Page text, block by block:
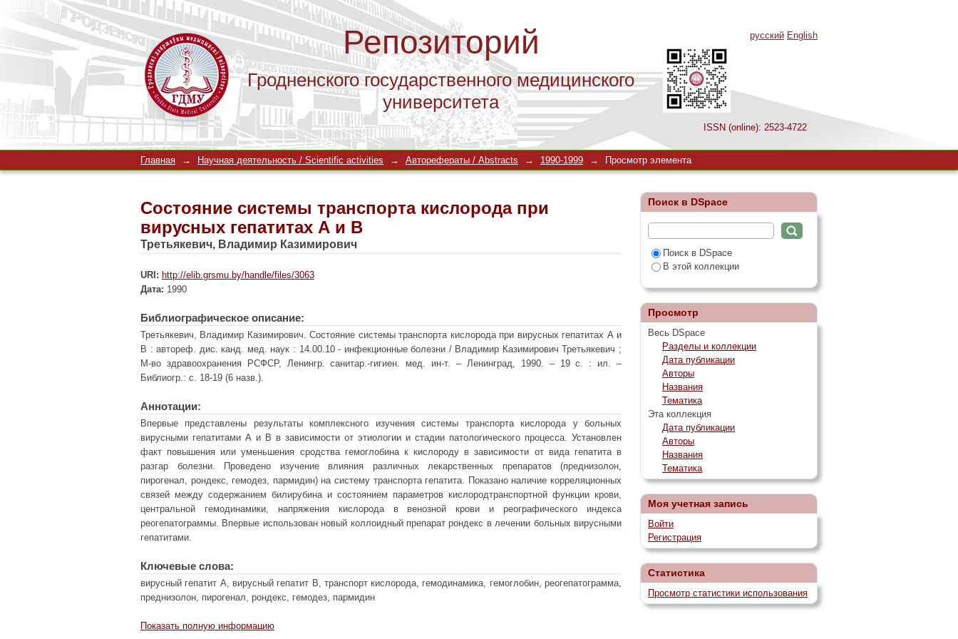
Репозиторий
Гродненского государственного медицинского
университета
ISSN (online): 2523-4722
Состояние системы транспорта кислорода при вирусных гепатитах А и В
русский English
Главная → Научная деятельность / Scientific activities → Авторефераты / Abstracts → 1990-1999 → Просмотр элемента
Состояние системы транспорта кислорода при
вирусных гепатитах А и В
Третьякевич, Владимир Казимирович
URI: http://elib.grsmu.by/handle/files/3063
Дата: 1990
Библиографическое описание:
Третьякевич, Владимир Казимирович. Состояние системы транспорта кислорода при вирусных гепатитах А и
В : автореф. дис. канд. мед. наук : 14.00.10 - инфекционные болезни / Владимир Казимирович Третьякевич ;
М-во здравоохранения РСФСР, Ленингр. санитар.-гигиен. мед. ин-т. – Ленинград, 1990. – 19 с. : ил. –
Библиогр.: с. 18-19 (6 назв.).
Аннотации:
Впервые представлены результаты комплексного изучения системы транспорта кислорода у больных
вирусными гепатитами А и В в зависимости oт этиологии и стадии патологического процесса. Установлен
факт повышения или уменьшения сродства гемоглобина к кислороду в зависимости от вида гепатита в
разгар болезни. Проведено изучение влияния различных лекарственных препаратов (преднизолон,
пирогенал, рондекс, гемодез, пармидин) на систему транспорта гепатита. Показано наличие корреляционных
связей между содержанием билирубина и состоянием параметров кислородтранспортной функции крови,
центральной гемодинамики, напряжения кислорода в венозной крови и реографического индекса
реогепатограммы. Впервые использован новый коллоидный препарат рондекс в лечении больных вирусными
гепатитами.
Ключевые слова:
вирусный гепатит А, вирусный гепатит В, транспорт кислорода, гемодинамика, гемоглобин, реогепатограмма,
преднизолон, пирогенал, рондекс, гемодез, пармидин
Показать полную информацию
Поиск в DSpace
Поиск в DSpace
В этой коллекции
Просмотр
Весь DSpace
Разделы и коллекции
Дата публикации
Авторы
Названия
Тематика
Эта коллекция
Дата публикации
Авторы
Названия
Тематика
Моя учетная запись
Войти
Регистрация
Статистика
Просмотр статистики использования